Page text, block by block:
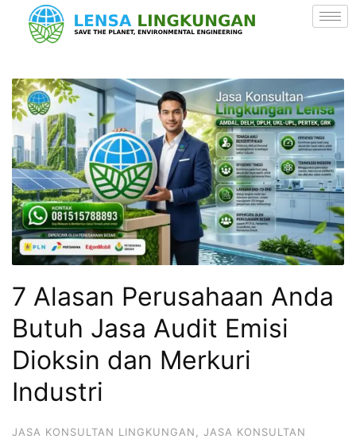
7 Alasan Perusahaan Anda
Butuh Jasa Audit Emisi
Dioksin dan Merkuri
Industri
JASA KONSULTAN LINGKUNGAN
JASA KONSULTAN